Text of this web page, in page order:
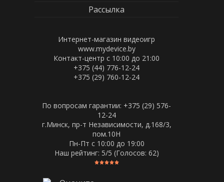
Рассылка
Интернет-магазин видеоигр
www.mydevice.by
Контакт-центр с 10:00 до 21:00
+375 (44) 776-12-24
+375 (29) 760-12-24
По вопросам гарантии: +375 (29) 576-
12-24
г.Минск, пр-т Независимости, д.168/3,
пом.10Н
Пн-Пт c 10:00 до 19:00
Наш рейтинг: 5/5 (Голосов: 62)